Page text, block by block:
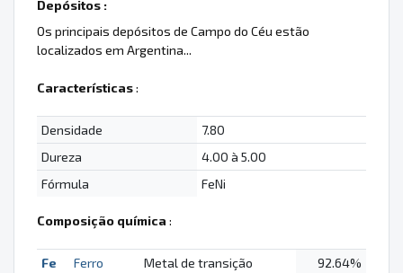
Depósitos :
Os principais depósitos de Campo do Céu estão
localizados em Argentina...
Características:
Densidade
7.80
Dureza
4.00 à 5.00
Fórmula
FeNi
Composição química :
Fe Ferro Metal de transição
92.64%